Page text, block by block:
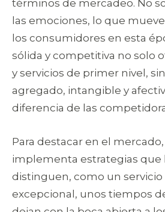
términos de mercadeo. No
las emociones, lo que mueve
los consumidores en esta
sólida y competitiva no solo
y servicios de primer nivel,
agregado, intangible y
diferencia de las
Para destacar en el
implementa estrategias que
distinguen, como un servicio
excepcional, unos tiempos